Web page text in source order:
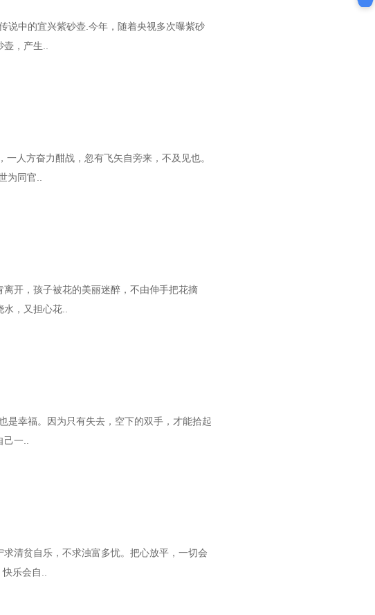
说中的宜兴紫砂壶.今年，随着央视多次曝紫砂
，产生..
人方奋力酣战，忽有飞矢自旁来，不及见也。
为同官..
开，孩子被花的美丽迷醉，不由伸手把花摘
，又担心花..
是幸福。因为只有失去，空下的双手，才能拾起
一..
清贫自乐，不求浊富多忧。把心放平，一切会
乐会自..